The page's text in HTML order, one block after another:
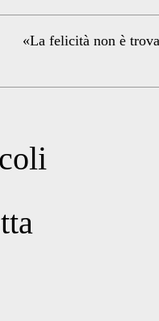
«La felicità non è